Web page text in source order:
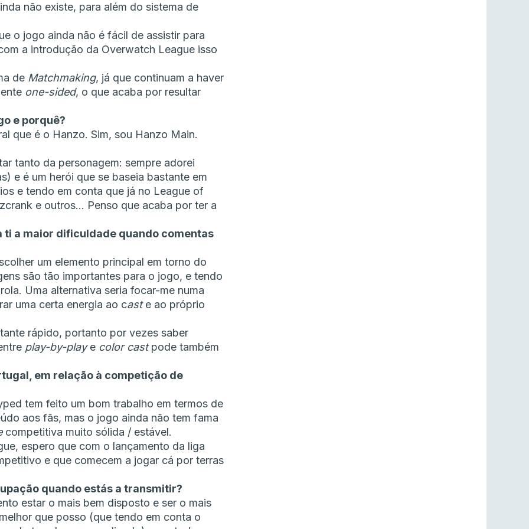
não existe, para além do sistema de
o jogo ainda não é fácil de assistir para
a introdução da Overwatch League isso
de Matchmaking, já que continuam a haver
one-sided, o que acaba por resultar
e porquê?
que é o Hanzo. Sim, sou Hanzo Main.
tanto da personagem: sempre adorei
e é um herói que se baseia bastante em
e tendo em conta que já no League of
e outros… Penso que acaba por ter a
ti a maior dificuldade quando comentas
um elemento principal em torno do
são tão importantes para o jogo, e tendo
Uma alternativa seria focar-me numa
uma certa energia ao caste ao próprio
rápido, portanto por vezes saber
play-by-playe color castpode também
em relação à competição de
tem feito um bom trabalho em termos de
aos fãs, mas o jogo ainda não tem fama
competitiva muito sólida / estável.
espero que com o lançamento da liga
e que comecem a jogar cá por terras
quando estás a transmitir?
estar o mais bem disposto e ser o mais
que posso (que tendo em conta o